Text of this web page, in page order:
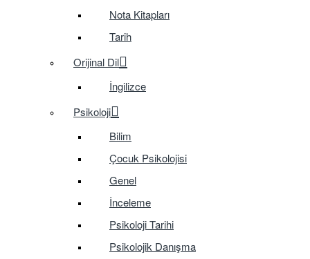
Nota Kitapları
Tarih
Orijinal Dil
İngilizce
Psikoloji
Bilim
Çocuk Psikolojisi
Genel
İnceleme
Psikoloji Tarihi
Psikolojik Danışma